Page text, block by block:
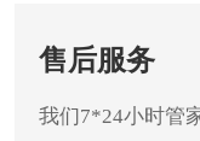
售后服务
我们7*24小时管